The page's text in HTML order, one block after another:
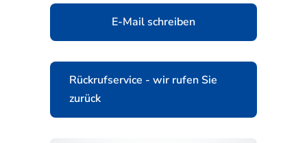
E-Mail schreiben
Rückrufservice - wir rufen Sie
zurück